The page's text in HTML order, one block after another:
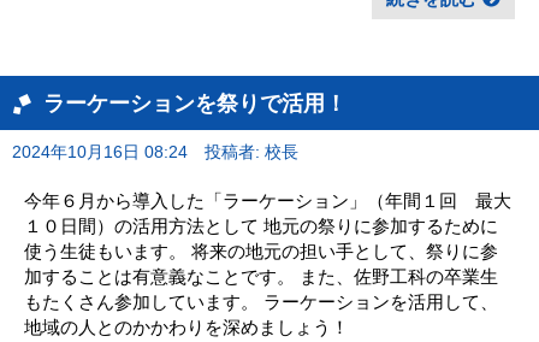
ラーケーションを祭りで活用！
2024年10月16日 08:24 投稿者: 校長
今年６月から導入した「ラーケーション」（年間１回 最大
１０日間）の活用方法として 地元の祭りに参加するために
使う生徒もいます。 将来の地元の担い手として、祭りに参
加することは有意義なことです。 また、佐野工科の卒業生
もたくさん参加しています。 ラーケーションを活用して、
地域の人とのかかわりを深めましょう！